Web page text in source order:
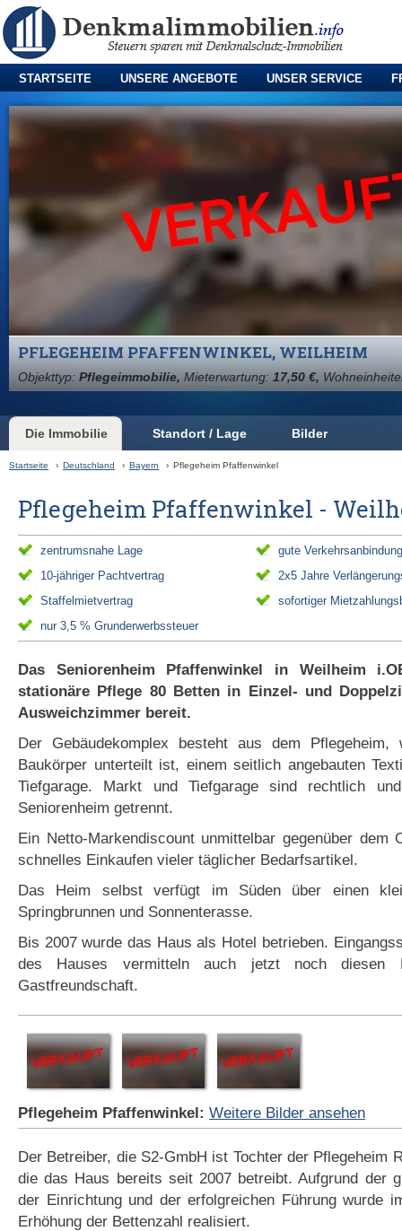
STARTSEITE UNSERE ANGEBOTE UNSER SERVICE
PFLEGEHEIM PFAFFENWINKEL, WEILHEIM
Objekttyp: Pflegeimmobilie, Mieterwartung: 17,50 €,
Die Immobilie Standort / Lage Bilder
Startseite › Deutschland › Bayern › Pflegeheim Pfaffenwinkel
Pflegeheim Pfaffenwinkel -
zentrumsnahe Lage
gute Verkehrsanbindung
10-jähriger Pachtvertrag
2x5 Jahre
Staffelmietvertrag
sofortiger
nur 3,5 % Grunderwerbssteuer
Das Seniorenheim Pfaffenwinkel in Weilheim
stationäre Pflege 80 Betten in Einzel- und
Ausweichzimmer bereit.
Der Gebäudekomplex besteht aus dem
Baukörper unterteilt ist, einem seitlich angebauten
Tiefgarage. Markt und Tiefgarage sind rechtlich
Seniorenheim getrennt.
Ein Netto-Markendiscount unmittelbar gegenüber dem
schnelles Einkaufen vieler täglicher Bedarfsartikel.
Das Heim selbst verfügt im Süden über einen
Springbrunnen und Sonnenterasse.
Bis 2007 wurde das Haus als Hotel betrieben.
des Hauses vermitteln auch jetzt noch diesen
Gastfreundschaft.
Pflegeheim Pfaffenwinkel: Weitere Bilder ansehen
Der Betreiber, die S2-GmbH ist Tochter der Pflegeheim
die das Haus bereits seit 2007 betreibt. Aufgrund der
der Einrichtung und der erfolgreichen Führung wurde
Erhöhung der Bettenzahl realisiert.